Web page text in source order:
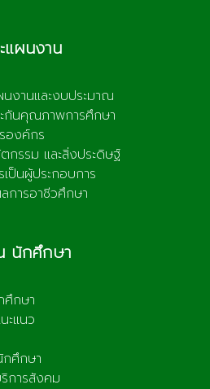
แผนงาน
งานและงบประมาณ
ะกันคุณภาพการศึกษา
องค์กร
กรรม และสิ่งประดิษฐ์
เป็นผู้ประกอบการ
การอาชีวศึกษา
นักศึกษา
ศึกษา
ะแนว
ศึกษา
การสังคม